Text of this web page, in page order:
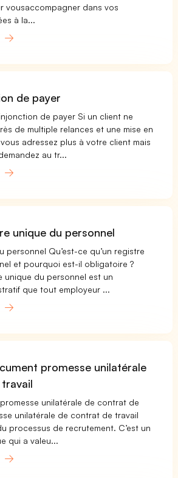
vousaccompagner dans vos
à la...
de payer
de payer Si un client ne
de multiple relances et une mise en
adressez plus à votre client mais
au tr...
unique du personnel
personnel Qu’est-ce qu’un registre
et pourquoi est-il obligatoire ?
unique du personnel est un
que tout employeur ...
promesse unilatérale
promesse unilatérale de contrat de
unilatérale de contrat de travail
processus de recrutement. C’est un
qui a valeu...